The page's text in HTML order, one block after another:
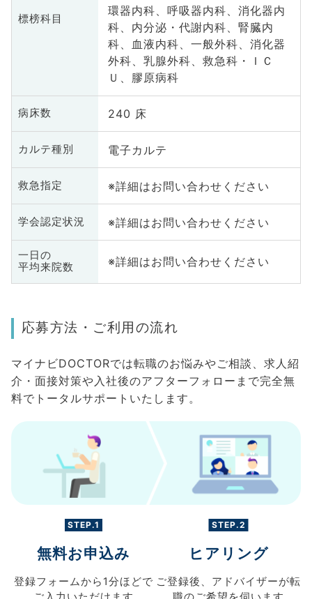
標榜科目
環器内科、呼吸器内科、消化器内
科、内分泌・代謝内科、腎臓内
科、血液内科、一般外科、消化器
外科、乳腺外科、救急科・ＩＣ
Ｕ、膠原病科
病床数 240 床
カルテ種別 電子カルテ
救急指定 ※詳細はお問い合わせください
学会認定状況 ※詳細はお問い合わせください
一日の
平均来院数
※詳細はお問い合わせください
応募方法・ご利用の流れ
マイナビDOCTORでは転職のお悩みやご相談、求人紹
介・面接対策や入社後のアフターフォローまで完全無
料でトータルサポートいたします。
STEP.1
無料お申込み
登録フォームから 1分ほどで
STEP.2
ヒアリング
ご登録後、 アドバイザーが転